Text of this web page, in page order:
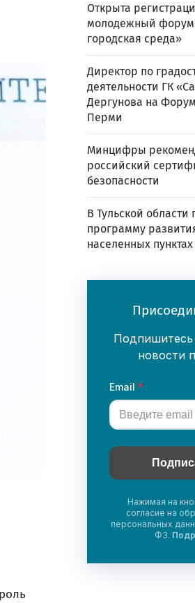
Открыта
молодежный
городская среда»
Директор по
деятельности ГК
Дергунова на
Перми
Минцифры
российский
безопасности
В Тульской области
программу
населенных пунктах
Подпишитесь
новости
Email
Нажимая на
согласие на
персональных
ФЗ.